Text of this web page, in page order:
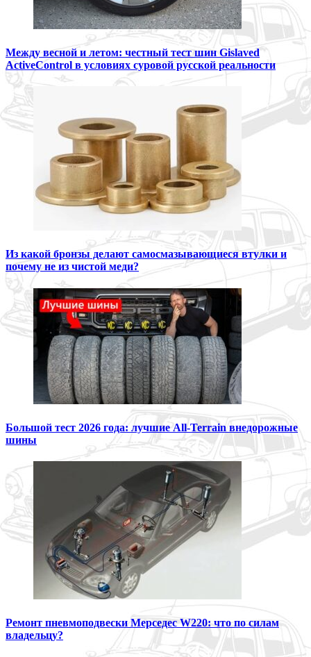
Между весной и летом: честный тест шин Gislaved
ActiveControl в условиях суровой русской реальности
Из какой бронзы делают самосмазывающиеся втулки и
почему не из чистой меди?
Большой тест 2026 года: лучшие All-Terrain внедорожные
шины
Ремонт пневмоподвески Мерседес W220: что по силам
владельцу?